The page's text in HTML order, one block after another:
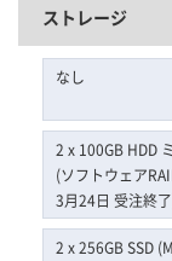
ストレージ
なし
2 x 100GB HDD
(ソフトウェア
3月24日 受注終
2 x 256GB SSD